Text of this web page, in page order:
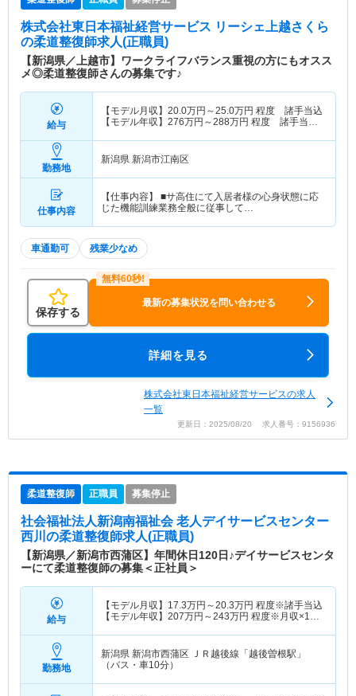
株式会社東日本福祉経営サービス リーシェ上越さくら
の柔道整復師求人(正職員)
【新潟県／上越市】ワークライフバランス重視の方にもオスス
メ◎柔道整復師さんの募集です♪
給与
【モデル月収】 20.0万円～25.0万円 程度 諸手当込
【モデル年収】 276万円～288万円 程度 諸手当・
勤務地
新潟県 新潟市江南区
仕事内容
【仕事内容】 ■サ高住にて入居者様の心身状態に応
じた機能訓練業務全般に従事して…
車通勤可 残業少なめ
保存する
最新の募集状況を問い合わせる
詳細を見る
株式会社東日本福祉経営サービスの求人
一覧
更新日：2025/08/20 求人番号：9156936
柔道整復師 正職員 募集停止
社会福祉法人新潟南福祉会 老人デイサービスセンター
西川 の柔道整復師求人(正職員)
【新潟県／新潟市西蒲区】年間休日120日♪デイサービスセンタ
ーにて柔道整復師の募集＜正社員＞
給与
【モデル月収】 17.3万円～20.3万円 程度※諸手当込
【モデル年収】 207万円～243万円 程度※月収×12
勤務地
新潟県 新潟市西蒲区 ＪＲ越後線「越後曽根駅」
（バス・車10分）